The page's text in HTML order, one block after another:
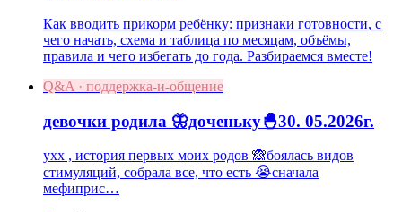
Как вводить прикорм ребёнку: признаки готовности, с
чего начать, схема и таблица по месяцам, объёмы,
правила и чего избегать до года. Разбираемся вместе!
Q&A · поддержка-и-общение
девочки родила 🦋доченьку🐣30. 05.2026г.
ухх , история первых моих родов 🙈боялась видов
стимуляций, собрала все, что есть 😭сначала
мефиприс…